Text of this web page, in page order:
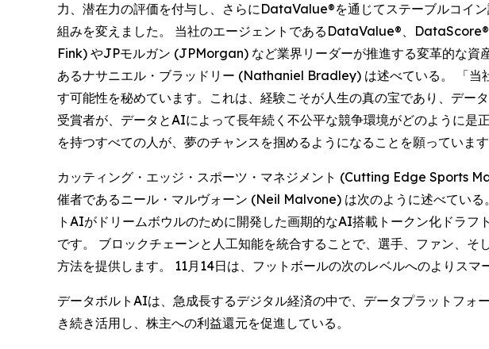
力、潜在力の評価を付与し、さらにDataValue®を通じてステーブルコイ
組みを変えました。 当社のエージェントであるDataValue®、
Fink) やJPモルガン (JPMorgan) など業界リーダーが推進する変革的な資
あるナサニエル・ブラッドリー (Nathaniel Bradley) は述べている。 「当
す可能性を秘めています。これは、経験こそが人生の真の宝であり、デ
受賞者が、データとAIによって長年続く不公平な競争環境がどのように
を持つすべての人が、夢のチャンスを掴めるようになることを願っています
カッティング・エッジ・スポーツ・マネジメント (Cutting Edge Sports
催者であるニール・マルヴォーン (Neil Malvone) は次のように述べてい
トAIがドリームボウルのために開発した画期的なAI搭載トークン化ドラ
です。 ブロックチェーンと人工知能を統合することで、選手、ファン、
方法を提供します。 11月14日は、フットボールの次のレベルへのよりス
データボルトAIは、急成長するデジタル経済の中で、データプラットフォ
き続き活用し、株主への利益還元を促進している。